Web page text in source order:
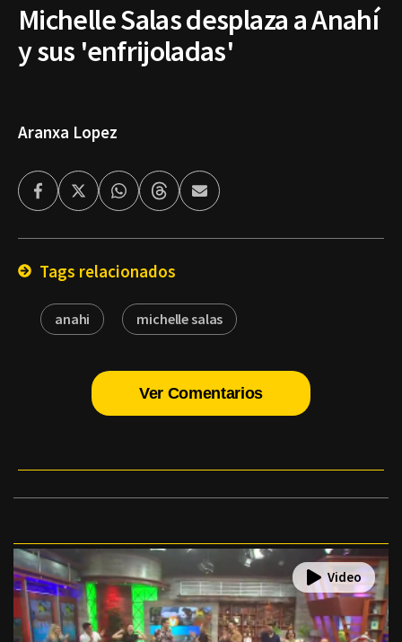
Michelle Salas desplaza a Anahí
y sus 'enfrijoladas'
Aranxa Lopez
FacebookTwitterWhatsappThreadsEnviar
por
Tags relacionados
anahi michelle salas
Ver Comentarios